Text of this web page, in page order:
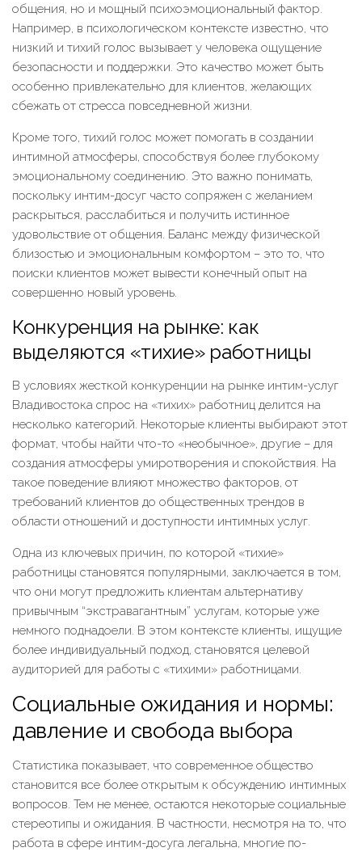
общения, но и мощный психоэмоциональный фактор.
Например, в психологическом контексте известно, что
низкий и тихий голос вызывает у человека ощущение
безопасности и поддержки. Это качество может быть
особенно привлекательно для клиентов, желающих
сбежать от стресса повседневной жизни.
Кроме того, тихий голос может помогать в создании
интимной атмосферы, способствуя более глубокому
эмоциональному соединению. Это важно понимать,
поскольку интим-досуг часто сопряжен с желанием
раскрыться, расслабиться и получить истинное
удовольствие от общения. Баланс между физической
близостью и эмоциональным комфортом – это то, что
поиски клиентов может вывести конечный опыт на
совершенно новый уровень.
Конкуренция на рынке: как
выделяются «тихие» работницы
В условиях жесткой конкуренции на рынке интим-услуг
Владивостока спрос на «тихих» работниц делится на
несколько категорий. Некоторые клиенты выбирают этот
формат, чтобы найти что-то «необычное», другие – для
создания атмосферы умиротворения и спокойствия. На
такое поведение влияют множество факторов, от
требований клиентов до общественных трендов в
области отношений и доступности интимных услуг.
Одна из ключевых причин, по которой «тихие»
работницы становятся популярными, заключается в том,
что они могут предложить клиентам альтернативу
привычным “экстравагантным” услугам, которые уже
немного поднадоели. В этом контексте клиенты, ищущие
более индивидуальный подход, становятся целевой
аудиторией для работы с «тихими» работницами.
Социальные ожидания и нормы:
давление и свобода выбора
Статистика показывает, что современное общество
становится все более открытым к обсуждению интимных
вопросов. Тем не менее, остаются некоторые социальные
стереотипы и ожидания. В частности, несмотря на то, что
работа в сфере интим-досуга легальна, многие по-